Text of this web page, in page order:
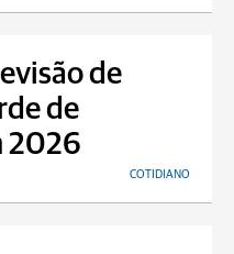
de
de
2026
COTIDIANO